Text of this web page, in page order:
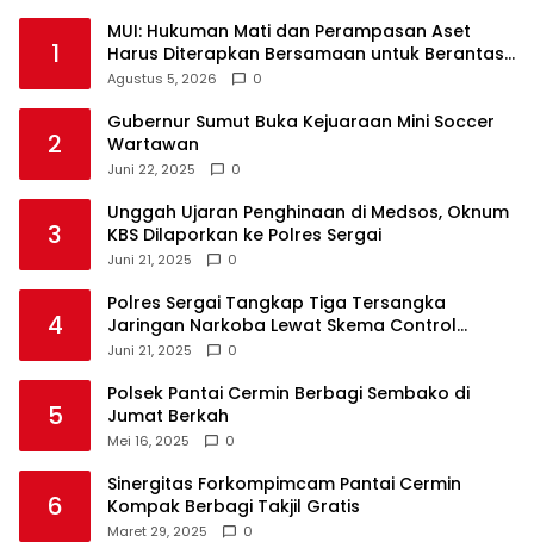
1
‎MUI: Hukuman Mati dan Perampasan Aset
Harus Diterapkan Bersamaan untuk Berantas
Agustus 5, 2026 0
2
Gubernur Sumut Buka Kejuaraan Mini Soccer
Wartawan
Juni 22, 2025 0
3
Unggah Ujaran Penghinaan di Medsos, Oknum
KBS Dilaporkan ke Polres Sergai
Juni 21, 2025 0
4
Polres Sergai Tangkap Tiga Tersangka
Jaringan Narkoba Lewat Skema Control
Delivery
Juni 21, 2025 0
5
Polsek Pantai Cermin Berbagi Sembako di
Jumat Berkah
Mei 16, 2025 0
6
Sinergitas Forkompimcam Pantai Cermin
Kompak Berbagi Takjil Gratis
Maret 29, 2025 0